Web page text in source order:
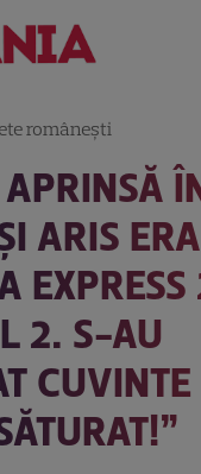
româneşti
ARIS
2. S-AU
CUVINTE